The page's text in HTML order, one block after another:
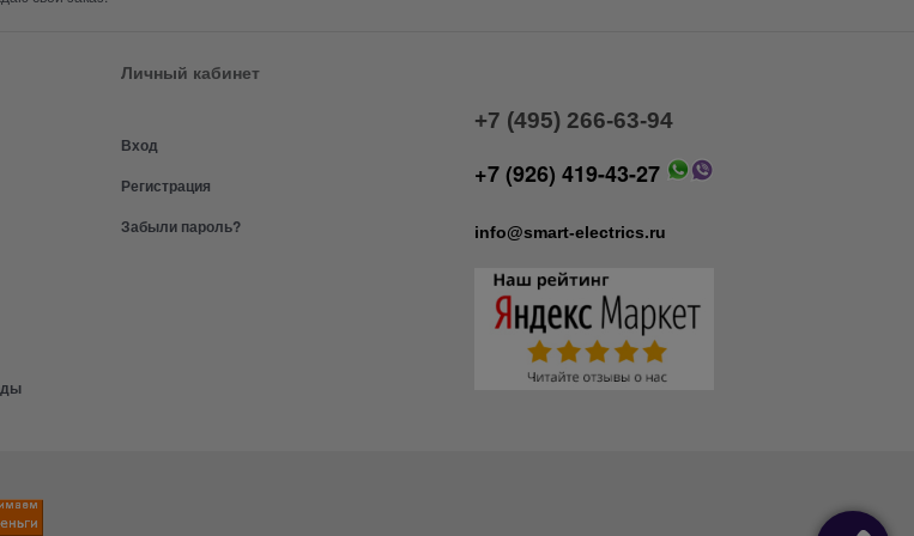
Личный кабинет
Вход
Регистрация
Забыли пароль?
+7 (495) 266-63-94
+7 (926) 419-43-27
info@smart-electrics.ru